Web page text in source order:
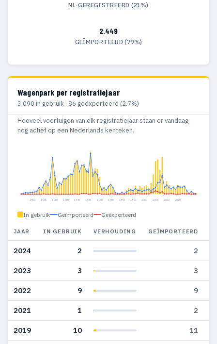
NL-GEREGISTREERD (21%)
2.449
GEÏMPORTEERD (79%)
Wagenpark per registratiejaar
3.090 in gebruik · 86 geëxporteerd (2.7%)
Hoeveel voertuigen van elk registratiejaar staan er vandaag
nog actief op een Nederlands kenteken.
1950 1955 1960 1965 1970 1975 1980 1985 1990 1995 2000 2005 2010 2015
In gebruik Geïmporteerd Geëxporteerd
JAAR IN GEBRUIK VERHOUDING GEÏMPORTEERD
2024 2 2
2023 3 3
2022 9 9
2021 1 2
2019 10 11